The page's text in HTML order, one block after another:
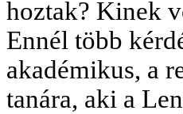
hoztak? Kinek
Ennél több
akadémikus, a
tanára, aki a